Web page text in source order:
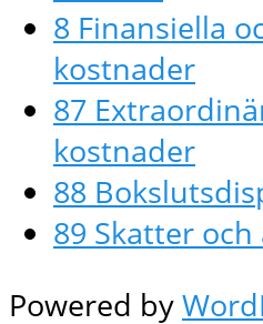
8 Finansiella
kostnader
87
kostnader
88
89 Skatter
Powered by